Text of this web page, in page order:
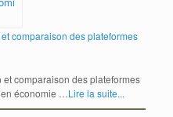
comparaison des plateformes
comparaison des plateformes
économie …Lire la suite...